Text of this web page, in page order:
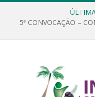
5ª CONVOCAÇÃO –